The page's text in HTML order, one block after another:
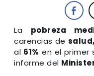
La pobreza
carencias de
al 61% en el primer
informe del